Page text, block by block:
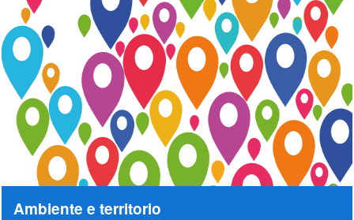
Ambiente e territorio